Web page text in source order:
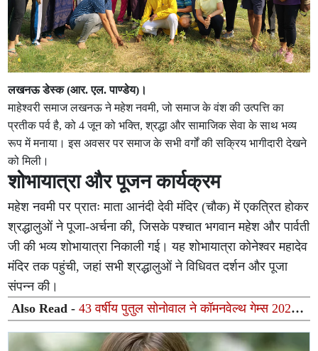
लखनऊ डेस्क (आर. एल. पाण्डेय)।
माहेश्वरी समाज लखनऊ ने महेश नवमी, जो समाज के वंश की उत्पत्ति का
प्रतीक पर्व है, को 4 जून को भक्ति, श्रद्धा और सामाजिक सेवा के साथ भव्य
रूप में मनाया। इस अवसर पर समाज के सभी वर्गों की सक्रिय भागीदारी देखने
को मिली।
शोभायात्रा और पूजन कार्यक्रम
महेश नवमी पर प्रातः माता आनंदी देवी मंदिर (चौक) में एकत्रित होकर
श्रद्धालुओं ने पूजा-अर्चना की, जिसके पश्चात भगवान महेश और पार्वती
जी की भव्य शोभायात्रा निकाली गई। यह शोभायात्रा कोनेश्वर महादेव
मंदिर तक पहुंची, जहां सभी श्रद्धालुओं ने विधिवत दर्शन और पूजा
संपन्न की।
Also Read -43 वर्षीय पुतुल सोनोवाल ने कॉमनवेल्थ गेम्स 2026
में रचा इतिहास, वर्ल्ड चैंपियन रयान बेस्टर को हराकर किया बड़ा
उलटफेर